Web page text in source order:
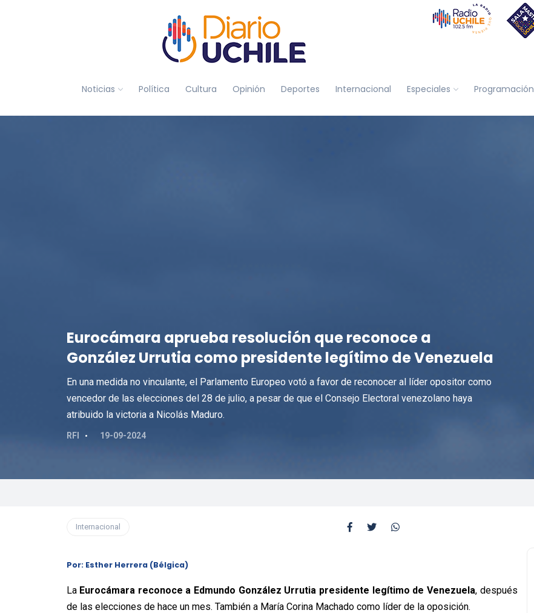
Noticias Política Cultura Opinión Deportes Internacional Especiales Programación
Eurocámara aprueba resolución que reconoce a
González Urrutia como presidente legítimo de Venezuela
En una medida no vinculante, el Parlamento Europeo votó a favor de reconocer al líder opositor como
vencedor de las elecciones del 28 de julio, a pesar de que el Consejo Electoral venezolano haya
atribuido la victoria a Nicolás Maduro.
RFI 19-09-2024
Internacional
Por: Esther Herrera (Bélgica)
La Eurocámara reconoce a Edmundo González Urrutia presidente legítimo de Venezuela, después
de las elecciones de hace un mes. También a María Corina Machado como líder de la oposición.